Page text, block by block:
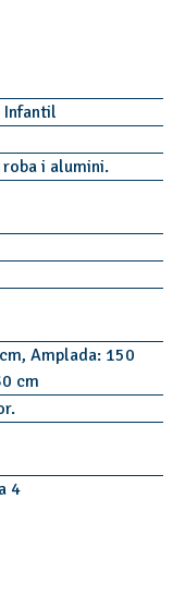
Infantil
i alumini.
Amplada: 150
cm
4